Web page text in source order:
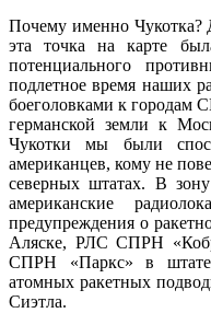
Почему именно Чукотка?
эта точка на карте
потенциального
подлетное время наших
боеголовками к городам
германской земли к
Чукотки мы были
американцев, кому не
северных штатах. В
американские
предупреждения о
Аляске, РЛС СПРН
СПРН «Паркс» в штате
атомных ракетных
Сиэтла.